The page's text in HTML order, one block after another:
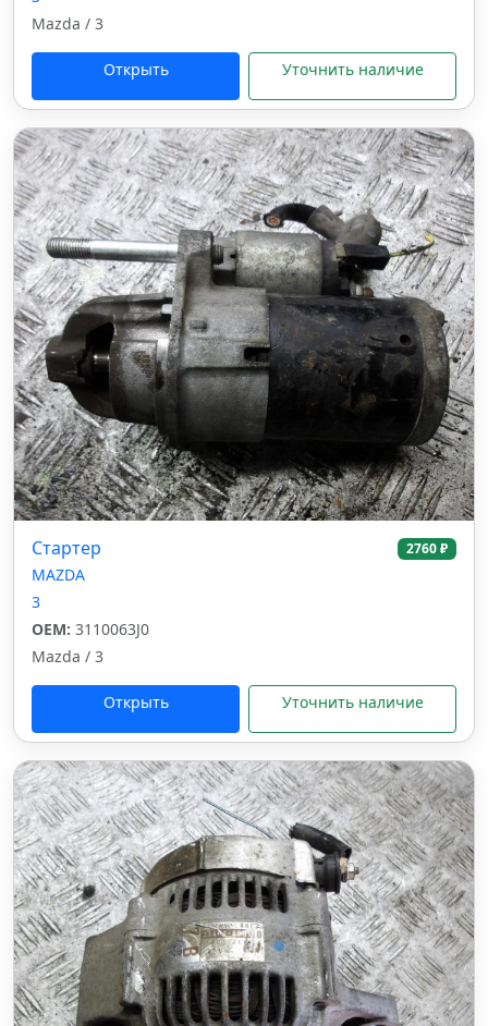
Mazda / 3
Открыть Уточнить наличие
Стартер 2760 ₽
MAZDA
3
OEM: 3110063J0
Mazda / 3
Открыть Уточнить наличие